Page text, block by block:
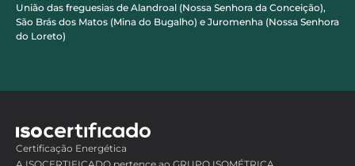
União das freguesias de Alandroal (Nossa Senhora da Conceição),
São Brás dos Matos (Mina do Bugalho) e Juromenha (Nossa Senhora
do Loreto)
Certificação Energética